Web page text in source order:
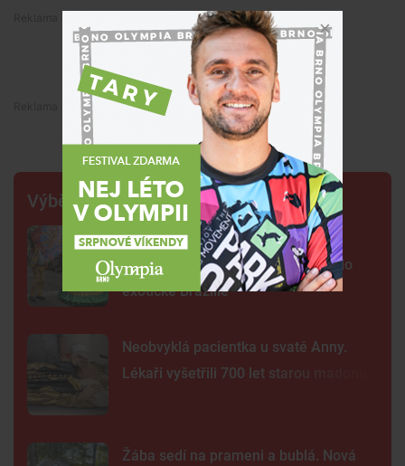
Premium
Premium
Výběr šéfredaktora
FOTO: Ulicemi Brna se prohnal
karnevalový průvod. Lidi přenesl do
exotické Brazílie
Neobvyklá pacientka u svaté Anny.
Lékaři vyšetřili 700 let starou madonu
Žába sedí na prameni a bublá. Nová